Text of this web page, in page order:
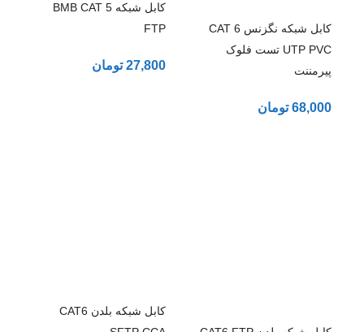
کابل شبکه نگزنس CAT 6
UTP PVC تست فلوک
پیرمننت
68,000 تومان
کابل شبکه BMB CAT 5
FTP
27,800 تومان
کابل شبکه بلدن CAT6